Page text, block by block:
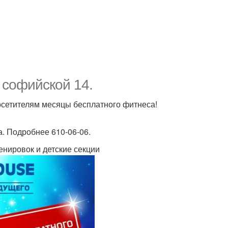
14.
месяцы бесплатного фитнеса!
Подробнее 610-06-06.
и детские секции